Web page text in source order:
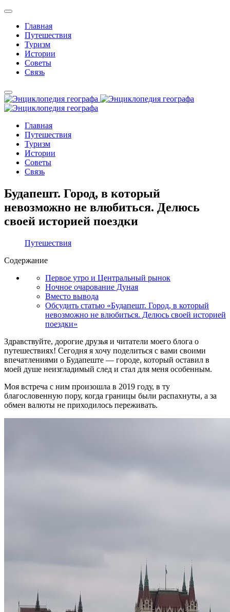
Главная
Путешествия
Туризм
Истории
Советы
Связь
Главная
Путешествия
Туризм
Истории
Советы
Связь
Будапешт. Город, в который
невозможно не влюбиться. Делюсь
своей историей поездки
Путешествия
Содержание
Первое утро и Центральный рынок
Ночное очарование Дуная
Вместо вывода
Обсудить статью «Будапешт. Город, в который
невозможно не влюбиться. Делюсь своей историей
поездки»
Здравствуйте, дорогие друзья и читатели моего блога о
путешествиях! Сегодня я хочу поделиться с вами своими
впечатлениями о Будапеште — городе, который оставил в
моей душе неизгладимый след и стал для меня особенным.
Моя встреча с ним произошла в 2019 году, в ту
благословенную пору, когда границы были распахнуты, а за
обмен валюты не приходилось переживать.